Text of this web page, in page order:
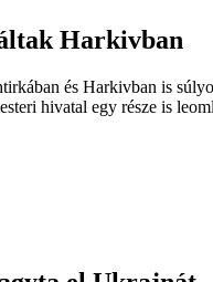
Harkivban
és Harkivban is
hivatal egy része is